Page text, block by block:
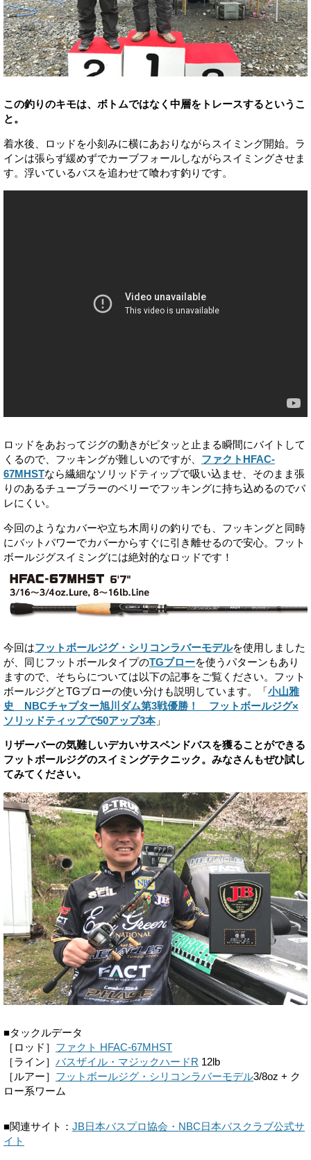
この釣りのキモは、ボトムではなく中層をトレースするというこ
と。
着水後、ロッドを小刻みに横にあおりながらスイミング開始。ラ
インは張らず緩めずでカーブフォールしながらスイミングさせま
す。浮いているバスを追わせて喰わす釣りです。
ロッドをあおってジグの動きがピタッと止まる瞬間にバイトして
くるので、フッキングが難しいのですが、 ファクトHFAC-
67MHSTなら繊細なソリッドティップで吸い込ませ、そのまま張
りのあるチューブラーのベリーでフッキングに持ち込めるのでバ
レにくい。
今回のようなカバーや立ち木周りの釣りでも、フッキングと同時
にバットパワーでカバーからすぐに引き離せるので安心。フット
ボールジグスイミングには絶対的なロッドです！
今回はフットボールジグ・シリコンラバーモデルを使用しました
が、同じフットボールタイプのTGブローを使うパターンもあり
ますので、そちらについては以下の記事をご覧ください。フット
ボールジグとTGブローの使い分けも説明しています。「 小山雅
史 NBCチャプター旭川ダム第3戦優勝！ フットボールジグ×
ソリッドティップで50アップ3本」
リザーバーの気難しいデカいサスペンドバスを獲ることができる
フットボールジグのスイミングテクニック。みなさんもぜひ試し
てみてください。
■タックルデータ
［ロッド］ ファクト HFAC-67MHST
［ライン］ バスザイル・マジックハードR 12lb
［ルアー］ フットボールジグ・シリコンラバーモデル3/8oz + ク
ロー系ワーム
■関連サイト： JB日本バスプロ協会・NBC日本バスクラブ公式サ
イト